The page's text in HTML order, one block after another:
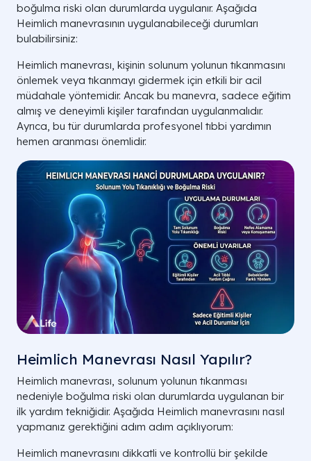
boğulma riski olan durumlarda uygulanır. Aşağıda
Heimlich manevrasının uygulanabileceği durumları
bulabilirsiniz:
Heimlich manevrası, kişinin solunum yolunun tıkanmasını
önlemek veya tıkanmayı gidermek için etkili bir acil
müdahale yöntemidir. Ancak bu manevra, sadece eğitim
almış ve deneyimli kişiler tarafından uygulanmalıdır.
Ayrıca, bu tür durumlarda profesyonel tıbbi yardımın
hemen aranması önemlidir.
Heimlich Manevrası Nasıl Yapılır?
Heimlich manevrası, solunum yolunun tıkanması
nedeniyle boğulma riski olan durumlarda uygulanan bir
ilk yardım tekniğidir. Aşağıda Heimlich manevrasını nasıl
yapmanız gerektiğini adım adım açıklıyorum:
Heimlich manevrasını dikkatli ve kontrollü bir şekilde